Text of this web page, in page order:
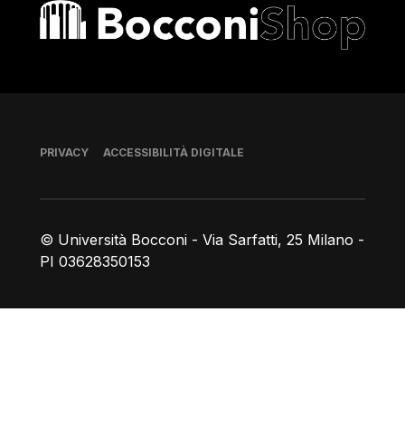
Bocconi shop
© Università Bocconi - Via Sarfatti, 25 Milano -
PI 03628350153
Piè di pagina
PRIVACY ACCESSIBILITÀ DIGITALE